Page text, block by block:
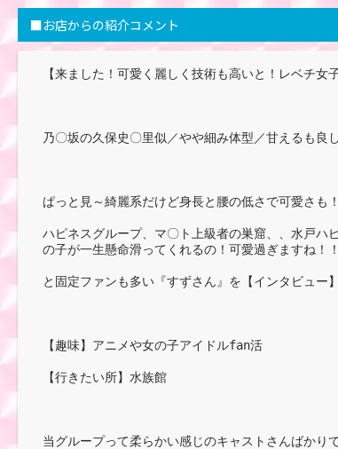
■お店からの紹介コメント
【来ました！可愛く麗しく技術も高いと！レベチ女子
乃〇坂の久保史〇里似／やや細み体型／甘えるも良
ぱっと見～綺麗系だけど身長と腰の低さで可愛さも
ハピネスグループ、マ〇ト上級者の巣窟、、水戸ハ
の子が一生懸命滑ってくれるの！可愛過ぎますね！！
と固定ファンも多い『すずさん』を【インタビュー
【趣味】アニメや女の子アイドルfan活
【行きたい所】水族館
当グループって柔らかい感じのキャストさんばかり